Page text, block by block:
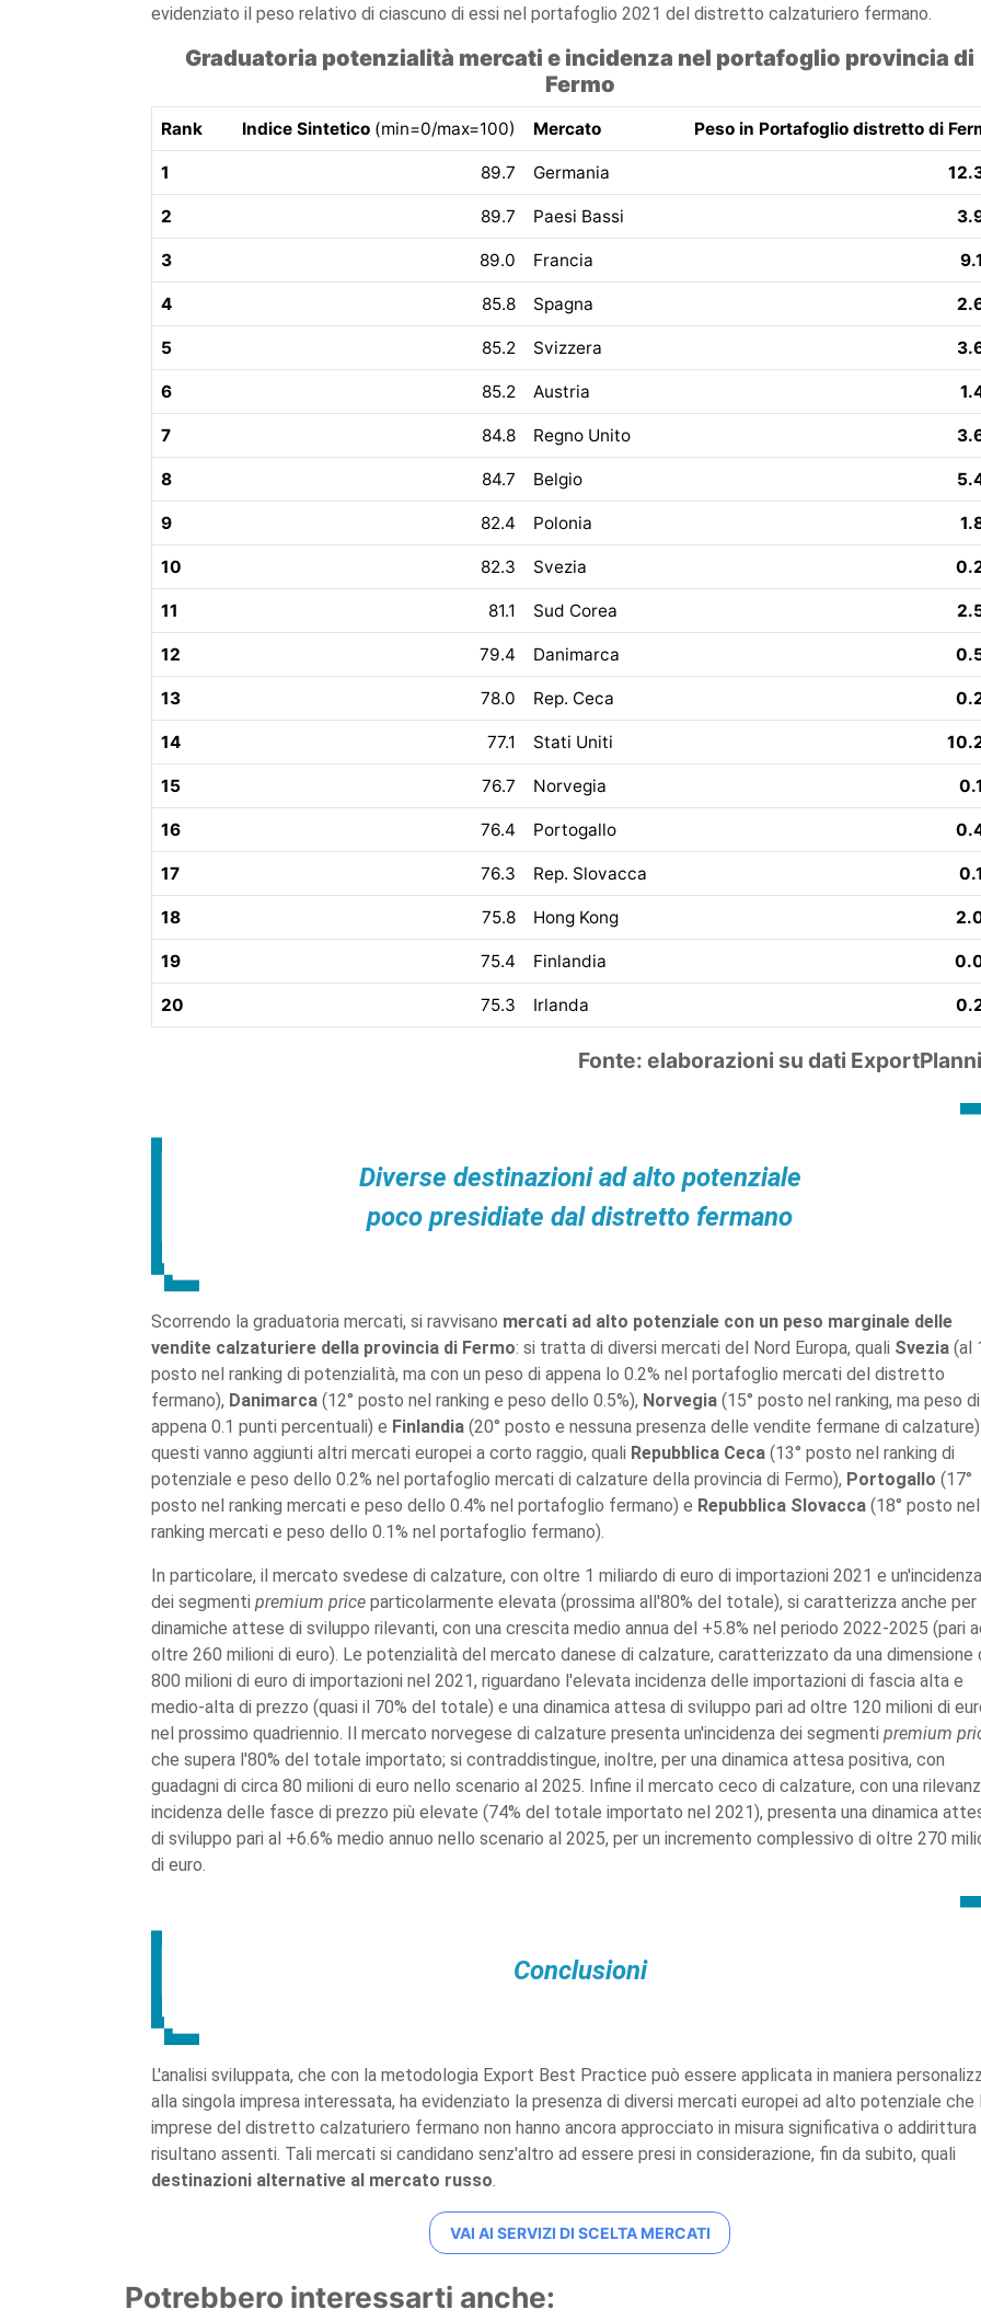
evidenziato il peso relativo di ciascuno di essi nel portafoglio 2021 del distretto calzaturiero fermano.
Graduatoria potenzialità mercati e incidenza nel portafoglio provincia di
Fermo
Rank Indice Sintetico (min=0/max=100) Mercato Peso in Portafoglio distretto di
1 89.7 Germania
2 89.7 Paesi Bassi
3 89.0 Francia
4 85.8 Spagna
5 85.2 Svizzera
6 85.2 Austria
7 84.8 Regno Unito
8 84.7 Belgio
9 82.4 Polonia
10 82.3 Svezia
11 81.1 Sud Corea
12 79.4 Danimarca
13 78.0 Rep. Ceca
14 77.1 Stati Uniti
15 76.7 Norvegia
16 76.4 Portogallo
17 76.3 Rep. Slovacca
18 75.8 Hong Kong
19 75.4 Finlandia
20 75.3 Irlanda
Fonte: elaborazioni su dati
Diverse destinazioni ad alto potenziale
poco presidiate dal distretto fermano
Scorrendo la graduatoria mercati, si ravvisano mercati ad alto potenziale con un peso marginale delle
vendite calzaturiere della provincia di Fermo: si tratta di diversi mercati del Nord Europa, quali Svezia (al
posto nel ranking di potenzialità, ma con un peso di appena lo 0.2% nel portafoglio mercati del distretto
fermano), Danimarca (12° posto nel ranking e peso dello 0.5%), Norvegia (15° posto nel ranking, ma peso di
appena 0.1 punti percentuali) e Finlandia (20° posto e nessuna presenza delle vendite fermane di
questi vanno aggiunti altri mercati europei a corto raggio, quali Repubblica Ceca (13° posto nel ranking di
potenziale e peso dello 0.2% nel portafoglio mercati di calzature della provincia di Fermo), Portogallo (17°
posto nel ranking mercati e peso dello 0.4% nel portafoglio fermano) e Repubblica Slovacca (18° posto nel
ranking mercati e peso dello 0.1% nel portafoglio fermano).
In particolare, il mercato svedese di calzature, con oltre 1 miliardo di euro di importazioni 2021 e un'incidenza
dei segmenti premium price particolarmente elevata (prossima all'80% del totale), si caratterizza anche per
dinamiche attese di sviluppo rilevanti, con una crescita medio annua del +5.8% nel periodo 2022-2025 (pari
oltre 260 milioni di euro). Le potenzialità del mercato danese di calzature, caratterizzato da una dimensione
800 milioni di euro di importazioni nel 2021, riguardano l'elevata incidenza delle importazioni di fascia alta e
medio-alta di prezzo (quasi il 70% del totale) e una dinamica attesa di sviluppo pari ad oltre 120 milioni di
nel prossimo quadriennio. Il mercato norvegese di calzature presenta un'incidenza dei segmenti premium
che supera l'80% del totale importato; si contraddistingue, inoltre, per una dinamica attesa positiva, con
guadagni di circa 80 milioni di euro nello scenario al 2025. Infine il mercato ceco di calzature, con una
incidenza delle fasce di prezzo più elevate (74% del totale importato nel 2021), presenta una dinamica
di sviluppo pari al +6.6% medio annuo nello scenario al 2025, per un incremento complessivo di oltre 270
di euro.
Conclusioni
L'analisi sviluppata, che con la metodologia Export Best Practice può essere applicata in maniera
alla singola impresa interessata, ha evidenziato la presenza di diversi mercati europei ad alto potenziale che
imprese del distretto calzaturiero fermano non hanno ancora approcciato in misura significativa o addirittura
risultano assenti. Tali mercati si candidano senz'altro ad essere presi in considerazione, fin da subito, quali
destinazioni alternative al mercato russo.
VAI AI SERVIZI DI SCELTA MERCATI
Potrebbero interessarti anche: